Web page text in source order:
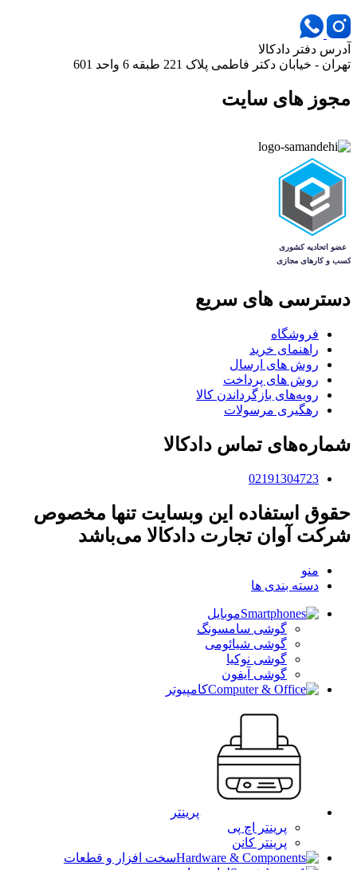
آدرس دفتر دادکالا
تهران - خیابان دکتر فاطمی پلاک 221 طبقه 6 واحد 601
مجوز های سایت
دسترسی های سریع
فروشگاه
راهنمای خرید
روش های ارسال
روش های پرداخت
رویه‌های بازگرداندن کالا
رهگیری مرسولات
شماره‌های تماس دادکالا
02191304723
حقوق استفاده این وبسایت تنها مخصوص
شرکت آوان تجارت دادکالا می‌باشد
منو
دسته بندی ها
موبایل
گوشی سامسونگ
گوشی شیائومی
گوشی نوکیا
گوشی آیفون
کامپیوتر
پرینتر
پرینتر اچ پی
پرینتر کانن
سخت افزار و قطعات